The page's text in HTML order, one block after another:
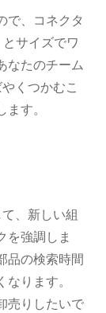
で、コネクタ
サイズでワ
なたのチーム
くつかむこ
す。
、新しい組
を強調しま
品の検索時間
ります。
売りしたいで